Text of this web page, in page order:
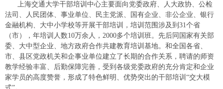
上海交通大学干部培训中心主要面向党委政府、人大政协、公检
法司、人民团体、事业单位、民主党派、国有企业、非公企业、银行
金融机构、大中小学校等开展干部培训，培训范围涉及到31个省
（市），年培训人数10万余人，2000多个培训班。先后同国家有关部
委、大中型企业、地方政府合作共建教育培训基地。和全国各省、
市、县区党政机关和企事业单位建立了长期的合作关系，聘请的师资
教学经验丰富、后勤保障完善，受到各级党委政府的充分肯定和企业
家学员的高度赞誉，形成了特色鲜明、优势突出的干部培训“交大模